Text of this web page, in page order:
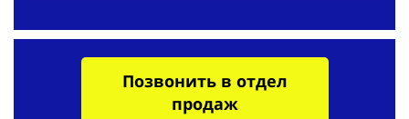
Позвонить в отдел
продаж